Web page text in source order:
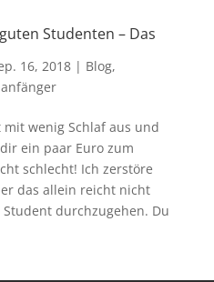
Studenten – Das
16, 2018| Blog,
wenig Schlaf aus und
ein paar Euro zum
schlecht! Ich zerstöre
das allein reicht nicht
durchzugehen. Du